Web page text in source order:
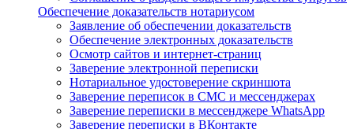
Обеспечение доказательств нотариусом
Заявление об обеспечении доказательств
Обеспечение электронных доказательств
Осмотр сайтов и интернет-страниц
Заверение электронной переписки
Нотариальное удостоверение скриншота
Заверение переписок в СМС и мессенджерах
Заверение переписки в мессенджере WhatsApp
Заверение переписки в ВКонтакте